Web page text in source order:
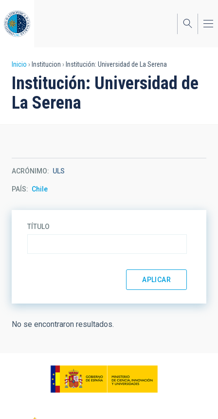
al
contenido
principal
Sobrescribir
enlaces
de
navegación
Inicio Institucion Institución: Universidad de La Serena
Institución: Universidad de
La Serena
ACRÓNIMO ULS
PAÍS Chile
TÍTULO
No se encontraron resultados.